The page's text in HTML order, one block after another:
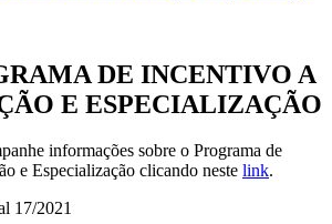
DE INCENTIVO A
E ESPECIALIZAÇÃO
informações sobre o Programa de
e Especialização clicando neste link.
17/2021